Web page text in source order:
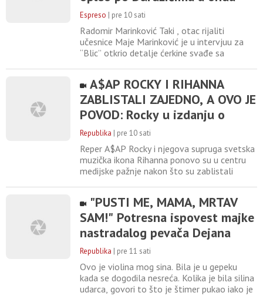
otkrio šok podatak za Elitu 10
Espreso | pre 10 sati
Radomir Marinković Taki , otac rijaliti
učesnice Maje Marinković je u intervjuu za
“Blic” otkrio detalje ćerkine svađe sa
i Mustafu Durdžića , ali i Staniju Dobrojević ,
kao i Filipa Cara sa kojim želi da se obračuna.
Taki je najavio ulazak u “Elitu 10”, istakao da
ne podržava
A$AP ROCKY I RIHANNA
ZABLISTALI ZAJEDNO, A OVO JE
POVOD: Rocky u izdanju o
kojem svi pričaju, dok fanovi sa
nestrpljenjem iščekuju da ih
vide zajedno 8. oktobra u
Beogradskoj Areni!
Republika | pre 10 sati
Reper A$AP Rocky i njegova supruga svetska
muzička ikona Rihanna ponovo su u centru
medijske pažnje nakon što su zablistali
mlađeg sina Riota, a prizori sa ove
ekskluzivne žurke u sekundi su obišli planetu.
Glavna tema svih svetskih medija jeste
savršena usklađenost
"PUSTI ME, MAMA, MRTAV
SAM!" Potresna ispovest majke
nastradalog pevača Dejana
Mitrovića LEDI KRV U ŽILAMA:
Ubica mog sina i dalje vozi, ide
na more
Republika | pre 11 sati
Ovo je violina mog sina. Bila je u gepeku
kada se dogodila nesreća. Kolika je bila silina
udarca, govori to što je štimer pukao iako je